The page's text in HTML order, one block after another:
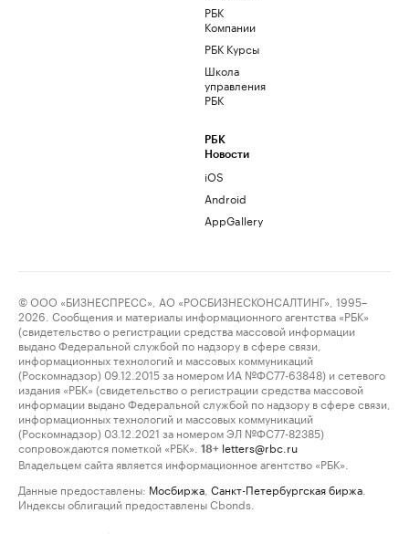
РБК
Компании
РБК Курсы
Школа
управления
РБК
РБК
Новости
iOS
Android
AppGallery
© ООО «БИЗНЕСПРЕСС», АО «РОСБИЗНЕСКОНСАЛТИНГ», 1995–
2026. Сообщения и материалы информационного агентства «РБК»
(свидетельство о регистрации средства массовой информации
выдано Федеральной службой по надзору в сфере связи,
информационных технологий и массовых коммуникаций
(Роскомнадзор) 09.12.2015 за номером ИА №ФС77-63848) и сетевого
издания «РБК» (свидетельство о регистрации средства массовой
информации выдано Федеральной службой по надзору в сфере связи,
информационных технологий и массовых коммуникаций
(Роскомнадзор) 03.12.2021 за номером ЭЛ №ФС77-82385)
сопровождаются пометкой «РБК».
18+ letters@rbc.ru
Владельцем сайта является информационное агентство «РБК».
Данные предоставлены: Мосбиржа Санкт-Петербургская биржа
Индексы облигаций предоставлены Cbonds.